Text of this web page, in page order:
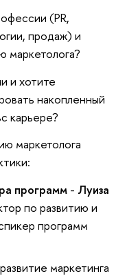
(PR,
продаж) и
маркетолога?
и хотите
накопленный
карьере?
маркетолога
программ - Луиза
по развитию и
программ
маркетинга